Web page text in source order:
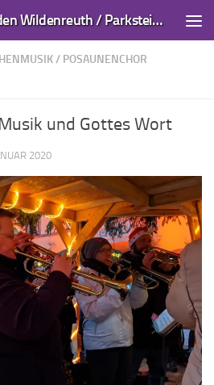
Kirchengemeinden Wildenreuth / Parkstein und Kirchendemenreuth
/ POSAUNENCHOR
und Gottes Wort
2020